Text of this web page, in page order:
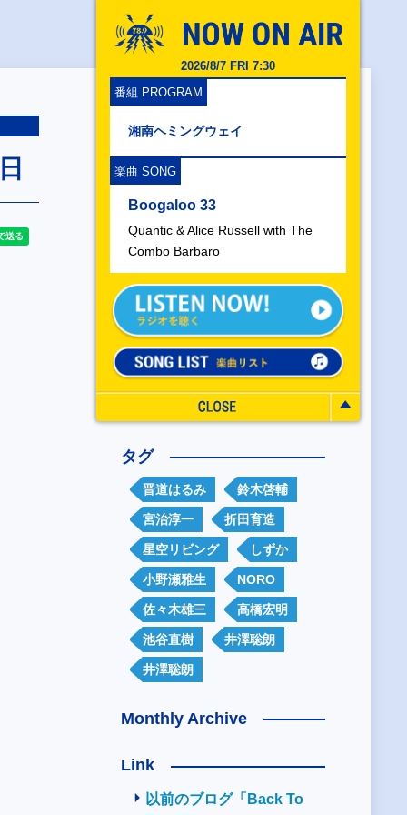
2026/8/7 FRI 7:30
番組 PROGRAM
湘南ヘミングウェイ
楽曲 SONG
Boogaloo 33
Quantic & Alice Russell with The
Combo Barbaro
タグ
晋道はるみ 鈴木啓輔
宮治淳一 折田育造
星空リビング しずか
小野瀬雅生 NORO
佐々木雄三 高橋宏明
池谷直樹 井澤聡朗
井澤聡朗
Monthly Archive
Link
以前のブログ「Back To